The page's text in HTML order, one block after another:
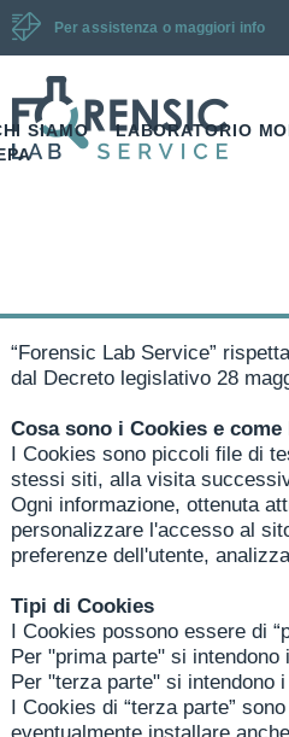
Per assistenza o maggiori info
SIAMO LABORATORIO
“Forensic Lab Service”
dal Decreto legislativo 28
Cosa sono i Cookies e
I Cookies sono piccoli file di
stessi siti, alla visita
Ogni informazione, ottenuta
personalizzare l'accesso al
preferenze dell'utente,
Tipi di Cookies
I Cookies possono essere di
Per "prima parte" si
Per "terza parte" si intendono
I Cookies di “terza parte”